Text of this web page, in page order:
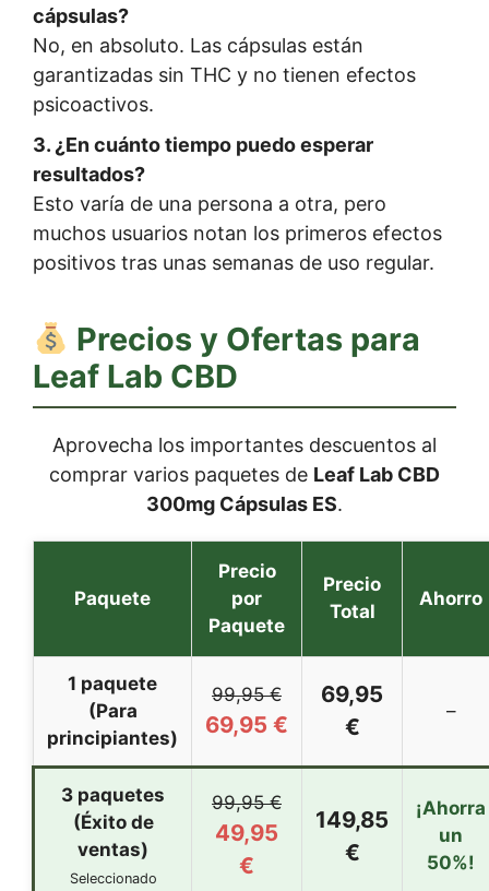
cápsulas?
No, en absoluto. Las cápsulas están
garantizadas sin THC y no tienen efectos
psicoactivos.
3. ¿En cuánto tiempo puedo esperar
resultados?
Esto varía de una persona a otra, pero
muchos usuarios notan los primeros efectos
positivos tras unas semanas de uso regular.
Precios y Ofertas para
Leaf Lab CBD
Aprovecha los importantes descuentos al
comprar varios paquetes de Leaf Lab CBD
300mg Cápsulas ES.
Paquete
Precio
por
Paquete
Precio
Total
Ahorro
1 paquete
(Para
principiantes)
99,95 €
69,95 €
69,95
€
–
3 paquetes
(Éxito de
ventas)
Seleccionado
99,95 €
49,95
€
149,85
€
¡Ahorra
un
50%!